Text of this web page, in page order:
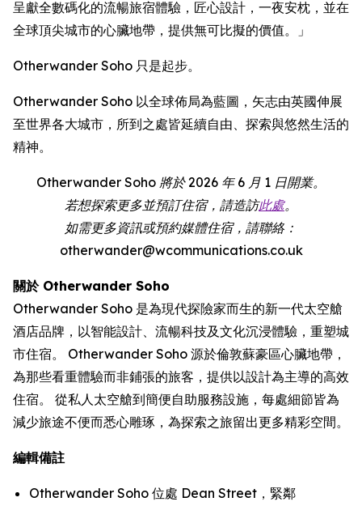
呈獻全數碼化的流暢旅宿體驗，匠心設計，一夜安枕，並在
全球頂尖城市的心臟地帶，提供無可比擬的價值。」
Otherwander Soho 只是起步。
Otherwander Soho 以全球佈局為藍圖，矢志由英國伸展
至世界各大城市，所到之處皆延續自由、探索與悠然生活的
精神。
Otherwander Soho 將於 2026 年 6 月 1 日開業。
若想探索更多並預訂住宿，請造訪此處。
如需更多資訊或預約媒體住宿，請聯絡：
otherwander@wcommunications.co.uk
關於 Otherwander Soho
Otherwander Soho 是為現代探險家而生的新一代太空艙
酒店品牌，以智能設計、流暢科技及文化沉浸體驗，重塑城
市住宿。 Otherwander Soho 源於倫敦蘇豪區心臟地帶，
為那些看重體驗而非鋪張的旅客，提供以設計為主導的高效
住宿。 從私人太空艙到簡便自助服務設施，每處細節皆為
減少旅途不便而悉心雕琢，為探索之旅留出更多精彩空間。
編輯備註
Otherwander Soho 位處 Dean Street，緊鄰